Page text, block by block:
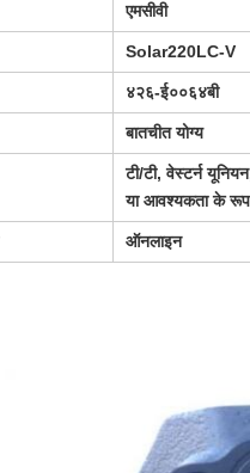
एमसीवी
Solar220LC-V
४२६-ई००६४बी
बातचीत योग्य
टी/टी, वेस्टर्न
या आवश्यकता के
ऑनलाइन